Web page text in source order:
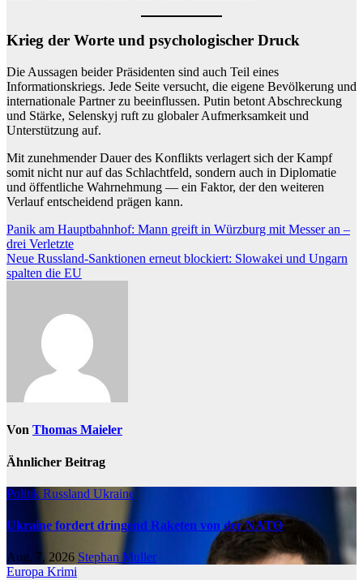
Krieg der Worte und psychologischer Druck
Die Aussagen beider Präsidenten sind auch Teil eines
Informationskriegs. Jede Seite versucht, die eigene Bevölkerung und
internationale Partner zu beeinflussen. Putin betont Abschreckung
und Stärke, Selenskyj ruft zu globaler Aufmerksamkeit und
Unterstützung auf.
Mit zunehmender Dauer des Konflikts verlagert sich der Kampf
somit nicht nur auf das Schlachtfeld, sondern auch in Diplomatie
und öffentliche Wahrnehmung — ein Faktor, der den weiteren
Verlauf entscheidend prägen kann.
Beitragsnavigation
Panik am Hauptbahnhof: Mann greift in Würzburg mit Messer an –
drei Verletzte
Neue Russland-Sanktionen erneut blockiert: Slowakei und Ungarn
spalten die EU
Von Thomas Maieler
Ähnlicher Beitrag
Politik Russland Ukraine
Ukraine fordert dringend Raketen von der NATO
Aug. 7, 2026 Stephan Muller
Europa Krimi